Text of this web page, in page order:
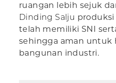
ruangan lebih sejuk
Dinding Salju produksi
telah memiliki SNI
sehingga aman untuk
bangunan industri.